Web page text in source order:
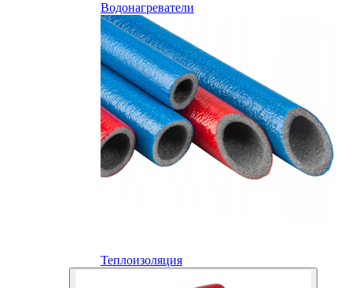
Водонагреватели
Теплоизоляция